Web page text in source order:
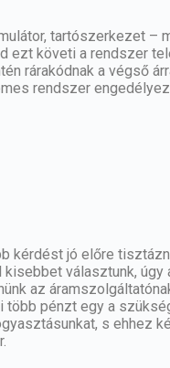
tartószerkezet –
ezt követi a rendszer
rárakódnak a végső
rendszer
kérdést jó előre
választunk, úgy
az
több pénzt egy a
s ehhez